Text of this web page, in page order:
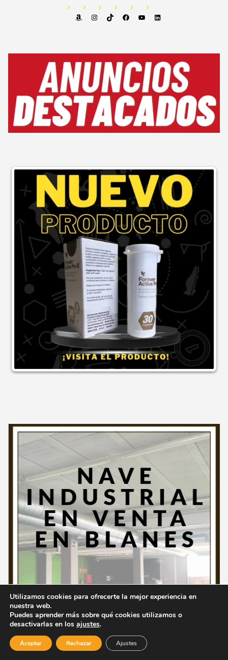
AmazonInstagram
TikTok FacebookYouTube
Utilizamos cookies para ofrecerte la mejor experiencia en
nuestra web.
Puedes aprender más sobre qué cookies utilizamos o
desactivarlas en los ajustes.
Aceptar Rechazar Ajustes